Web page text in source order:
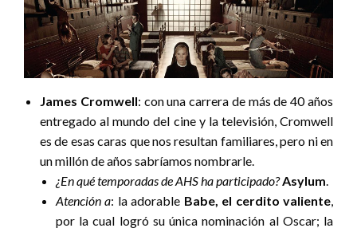
James Cromwell: con una carrera de más de 40 años
entregado al mundo del cine y la televisión, Cromwell
es de esas caras que nos resultan familiares, pero ni en
un millón de años sabríamos nombrarle.
¿En qué temporadas de AHS ha participado?Asylum.
Atención a: la adorable Babe, el cerdito valiente,
por la cual logró su única nominación al Oscar; la